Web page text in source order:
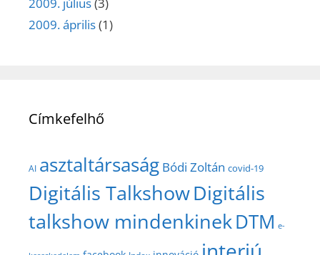
2009. július(3)
2009. április(1)
Címkefelhő
AI asztaltársaság Bódi Zoltán covid-19
Digitális TalkshowDigitális
talkshow mindenkinekDTM e-